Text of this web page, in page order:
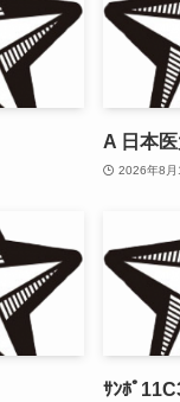
A 日本
2026年8月
ｻﾝﾎﾟ